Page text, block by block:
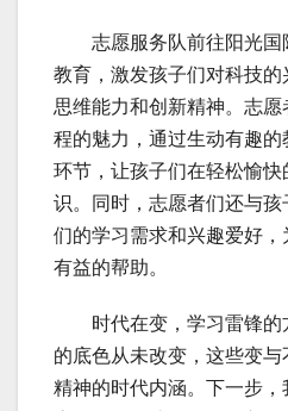
志愿服务队前往阳光国
教育，激发孩子们对科技
思维能力和创新精神。志
程的魅力，通过生动有趣
环节，让孩子们在轻松愉
识。同时，志愿者们还与
们的学习需求和兴趣爱好
有益的帮助。
时代在变，学习雷锋的
的底色从未改变，这些变
精神的时代内涵。下一步